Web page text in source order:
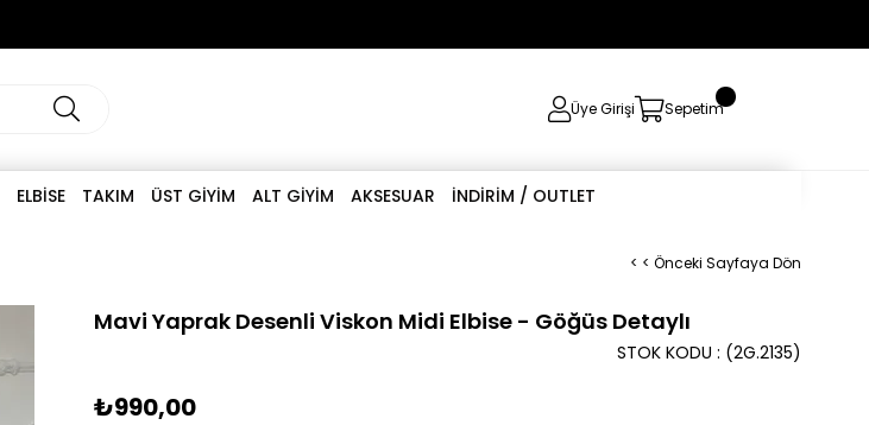
Üye Girişi Sepetim
ELBİSE TAKIM ÜST GİYİM ALT GİYİM AKSESUAR İNDİRİM / OUTLET
< < Önceki Sayfaya Dön
Mavi Yaprak Desenli Viskon Midi Elbise - Göğüs Detaylı
(2G.2135)
STOK KODU
₺990,00